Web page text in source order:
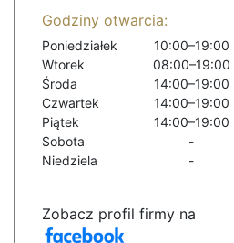
Godziny otwarcia:
Poniedziałek
10:00–19:00
Wtorek
08:00–19:00
Środa
14:00–19:00
Czwartek
14:00–19:00
Piątek
14:00–19:00
Sobota
-
Niedziela
-
Zobacz profil firmy na